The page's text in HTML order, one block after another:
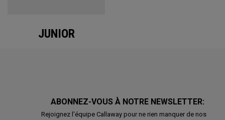
JUNIOR
ABONNEZ-VOUS À NOTRE NEWSLETTER:
Rejoignez l'équipe Callaway pour ne rien manquer de nos